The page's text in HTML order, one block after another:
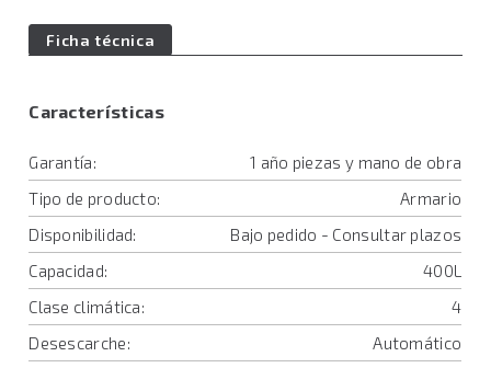
Ficha técnica
Características
Garantía:
1 año piezas y mano de obra
Tipo de producto:
Armario
Disponibilidad:
Bajo pedido - Consultar plazos
Capacidad:
400L
Clase climática:
4
Desescarche:
Automático